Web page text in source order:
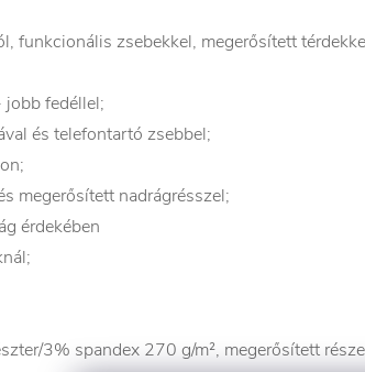
funkcionális zsebekkel, megerősített
jobb fedéllel;
és telefontartó zsebbel;
megerősített nadrágrésszel;
érdekében
3% spandex 270 g/m², megerősített